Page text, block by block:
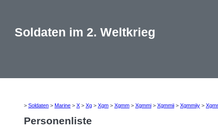
Soldaten im 2. Weltkrieg
> Soldaten > Marine > X > Xg > Xgm > Xgmm > Xgmmi > Xgmmii > Xgmmiiy >
Personenliste